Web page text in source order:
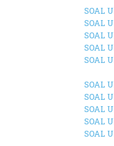
SOAL
SOAL
SOAL
SOAL
SOAL
SOAL
SOAL
SOAL
SOAL
SOAL